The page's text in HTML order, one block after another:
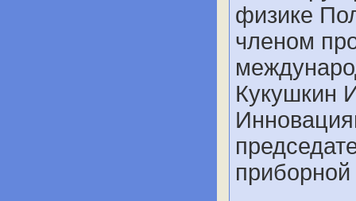
физике
членом
Кукушкин